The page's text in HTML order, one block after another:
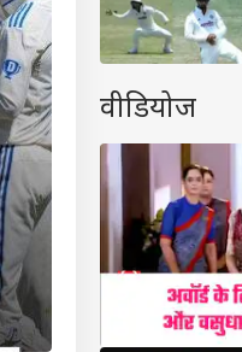
वीडियोज